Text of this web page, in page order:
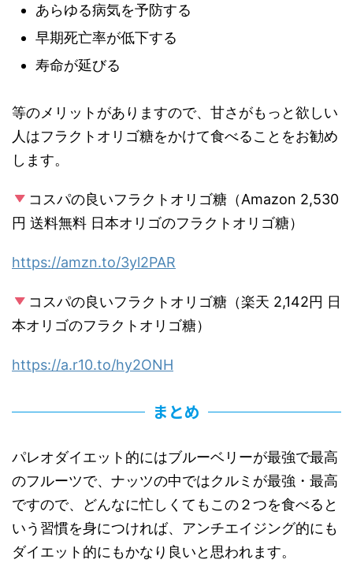
あらゆる病気を予防する
早期死亡率が低下する
寿命が延びる
等のメリットがありますので、甘さがもっと欲しい
人はフラクトオリゴ糖をかけて食べることをお勧め
します。
コスパの良いフラクトオリゴ糖（Amazon 2,530
円 送料無料 日本オリゴのフラクトオリゴ糖）
https://amzn.to/3yl2PAR
コスパの良いフラクトオリゴ糖（楽天 2,142円 日
本オリゴのフラクトオリゴ糖）
https://a.r10.to/hy2ONH
まとめ
パレオダイエット的にはブルーベリーが最強で最高
のフルーツで、ナッツの中ではクルミが最強・最高
ですので、どんなに忙しくてもこの２つを食べると
いう習慣を身につければ、アンチエイジング的にも
ダイエット的にもかなり良いと思われます。